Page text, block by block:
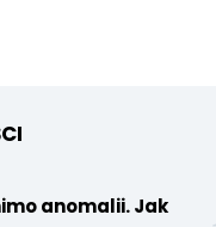
anomalii. Jak